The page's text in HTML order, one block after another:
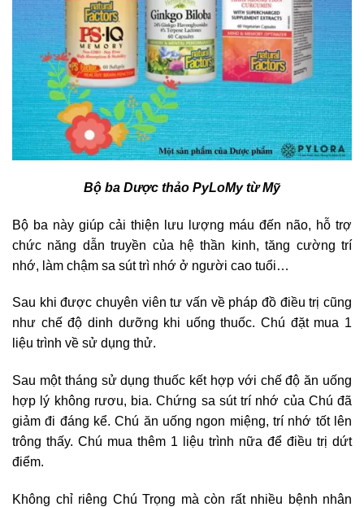
Bộ ba Dược thảo PyLoMy từ Mỹ
Bộ ba này giúp cải thiện lưu lượng máu đến não, hỗ trợ
chức năng dẫn truyền của hệ thần kinh, tăng cường trí
nhớ, làm chậm sa sút trì nhớ ở người cao tuổi…
Sau khi được chuyên viên tư vấn về pháp đồ điều trị cũng
như chế độ dinh dưỡng khi uống thuốc. Chú đặt mua 1
liệu trình về sử dụng thử.
Sau một tháng sử dụng thuốc kết hợp với chế độ ăn uống
hợp lý không rươu, bia. Chứng sa sút trí nhớ của Chú đã
giảm đi đáng kể. Chú ăn uống ngon miệng, trí nhớ tốt lên
trông thấy. Chú mua thêm 1 liệu trình nữa để điều trị dứt
điểm.
Không chỉ riêng Chú Trọng mà còn rất nhiều bệnh nhân